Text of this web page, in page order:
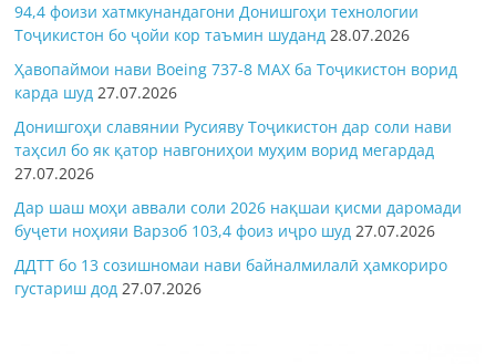
94,4 фоизи хатмкунандагони Донишгоҳи технологии
Тоҷикистон бо ҷойи кор таъмин шуданд 28.07.2026
Ҳавопаймои нави Boeing 737-8 MAX ба Тоҷикистон ворид
карда шуд 27.07.2026
Донишгоҳи славянии Русияву Тоҷикистон дар соли нави
таҳсил бо як қатор навгониҳои муҳим ворид мегардад
27.07.2026
Дар шаш моҳи аввали соли 2026 нақшаи қисми даромади
буҷети ноҳияи Варзоб 103,4 фоиз иҷро шуд 27.07.2026
ДДТТ бо 13 созишномаи нави байналмилалӣ ҳамкориро
густариш дод 27.07.2026